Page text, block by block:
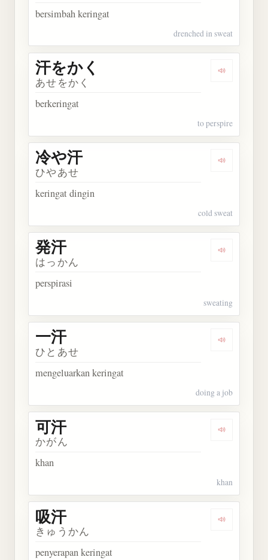
bersimbah keringat
drenched in sweat
Dengarkan
汗をかく
あせをかく
berkeringat
to perspire
Dengarkan
冷や汗
ひやあせ
keringat dingin
cold sweat
Dengarkan
発汗
はっかん
perspirasi
sweating
Dengarkan
一汗
ひとあせ
mengeluarkan keringat
doing a job
Dengarkan
可汗
かがん
khan
khan
Dengarkan
吸汗
きゅうかん
penyerapan keringat